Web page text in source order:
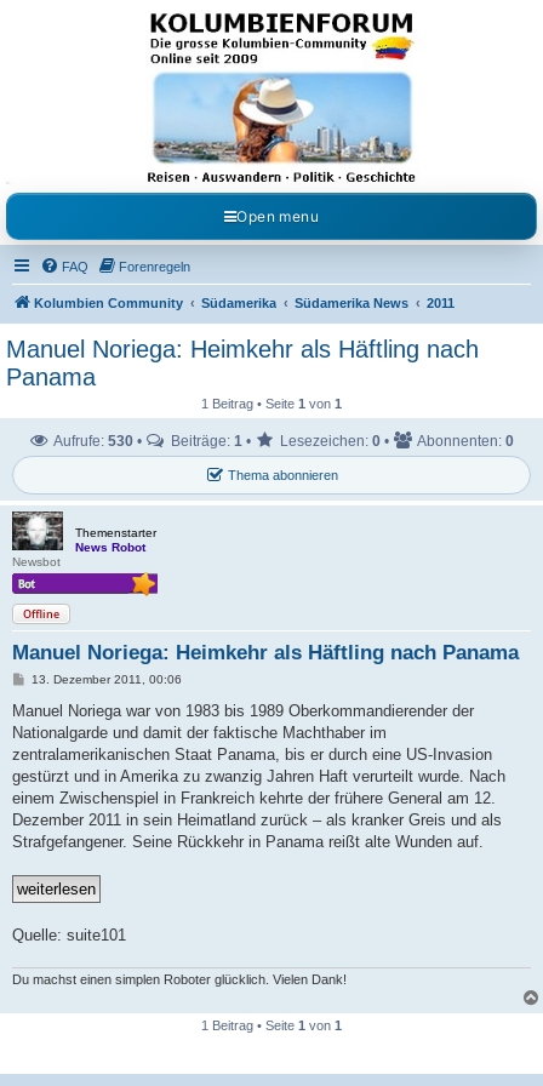
Kolumbienforum - Das
grosse Forum der
Freunde Kolumbiens
Reisen, Auswandern, Kultur, Politik, Geschichte und Visum in Kolumbien und Venezuela.
Austausch, Erfahrungen und Gemeinschaft im Kolumbienforum
Open menu
FAQ Forenregeln
Kolumbien Community Südamerika Südamerika News 2011
Manuel Noriega: Heimkehr als Häftling nach
Panama
1 Beitrag • Seite 1 von 1
Thema abonnieren
Aufrufe: 530 • Beiträge: 1 • Lesezeichen: 0 • Abonnenten: 0
Themenstarter
News Robot
Newsbot
Offline
Manuel Noriega: Heimkehr als Häftling nach Panama
B
i
r
a
13. Dezember 2011, 00:06
Manuel Noriega war von 1983 bis 1989 Oberkommandierender der
Nationalgarde und damit der faktische Machthaber im
zentralamerikanischen Staat Panama, bis er durch eine US-Invasion
gestürzt und in Amerika zu zwanzig Jahren Haft verurteilt wurde. Nach
einem Zwischenspiel in Frankreich kehrte der frühere General am 12.
Dezember 2011 in sein Heimatland zurück – als kranker Greis und als
Strafgefangener. Seine Rückkehr in Panama reißt alte Wunden auf.
Quelle: suite101
Du machst einen simplen Roboter glücklich. Vielen Dank!
1 Beitrag • Seite 1 von 1